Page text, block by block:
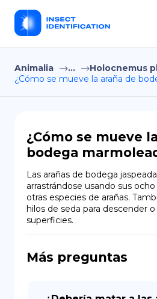
Terms
Privacy
ES
Copiright ©
Animalia ...
Holocnemus
¿Cómo se mueve la araña de
¿Cómo se mueve
bodega
Las arañas de bodega
arrastrándose usando sus
otras especies de arañas.
hilos de seda para descender
superficies.
Más preguntas